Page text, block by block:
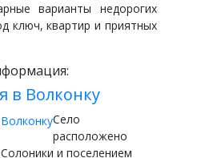
варианты недорогих
ключ, квартир и приятных
в Волконку
Село
расположено
и поселением